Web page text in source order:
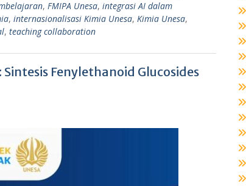
, FMIPA Unesa, integrasi AI dalam
, internasionalisasi Kimia Unesa, Kimia Unesa,
, teaching collaboration
Fenylethanoid Glucosides